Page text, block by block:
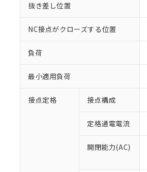
抜き差し位置
NC接点がクローズする位置
負荷
最小適用負荷
接点定格 接点構成
定格通電電流
開閉能力(AC)